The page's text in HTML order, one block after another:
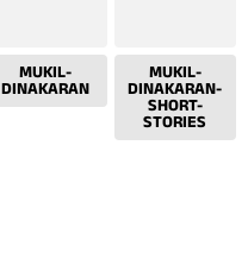
MUKIL-
DINAKARAN
MUKIL-
DINAKARAN-
SHORT-
STORIES